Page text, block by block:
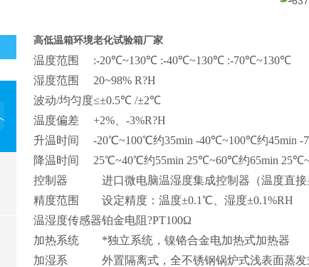
高低温箱环境老化试验箱厂家
温度范围
:-20℃~130℃ :-40℃~130℃ :-70℃~130℃
湿度范围
20~98% R?H
波动/均匀度≤±0.5℃ /±2℃
温度偏差
+2%、-3%R?H
升温时间
-20℃~100℃约35min -40℃~100℃约45min -
降温时间
25℃~40℃约55min 25℃~60℃约65min
控制器
进口微电脑温湿度集成控制器（温度直接
精度范围
设定精度：温度±0.1℃、湿度±0.1%RH
温湿度传感器铂金电阻?PT100Ω
加热系统
*独立系统，镍铬合金电加热式加热器
加湿系
外置隔离式，全不锈钢锅炉式浅表面蒸